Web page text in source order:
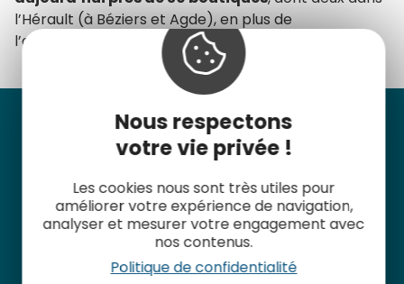
Nous respectons
votre vie privée !
Les cookies nous sont très utiles pour
améliorer votre expérience de navigation,
analyser et mesurer votre engagement avec
nos contenus.
Politique de confidentialité
l’Hérault (à Béziers et Agde), en plus de
l’atelier/boutique de Bessan.
L'usine de
torréfaction
C’est sur le site de Bessan que tout se joue. Le
café, issu de différentes origines, y est
réceptionné en grains, torréfié
artisanalement, puis conditionné pour